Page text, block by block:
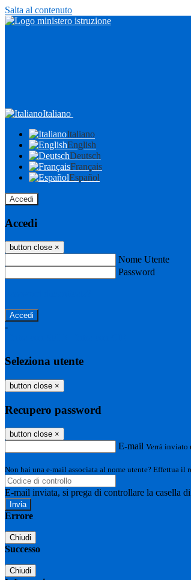
Salta al contenuto
Italiano
Italiano
English
Deutsch
Français
Español
Accedi
Accedi
button close ×
Nome Utente
Password
-
Seleziona utente
button close ×
Recupero password
button close ×
E-mail Verrà inviato
Non hai una e-mail associata al nome utente? Effettua il
E-mail inviata, si prega di controllare la casella
Errore
Chiudi
Successo
Chiudi